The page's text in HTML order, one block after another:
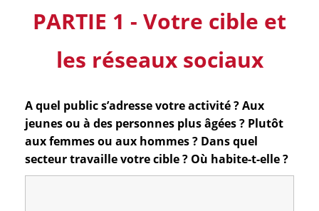
PARTIE 1 - Votre cible et
les réseaux sociaux
A quel public s’adresse votre activité ? Aux
jeunes ou à des personnes plus âgées ? Plutôt
aux femmes ou aux hommes ? Dans quel
secteur travaille votre cible ? Où habite-t-elle ?